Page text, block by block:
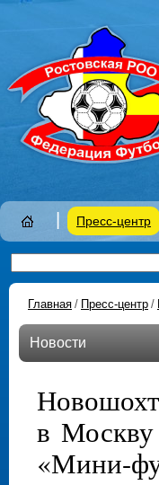
Пресс-центр
Главная / Пресс-центр /
Новости
в Москву
«Мини-